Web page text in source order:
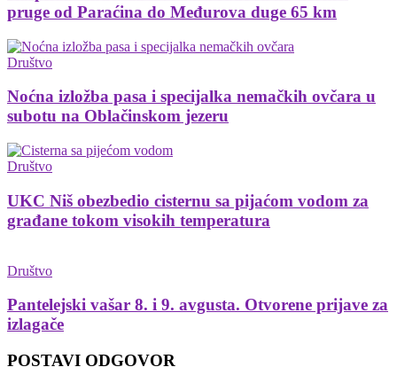
pruge od Paraćina do Međurova duge 65 km
Društvo
Noćna izložba pasa i specijalka nemačkih ovčara u
subotu na Oblačinskom jezeru
Društvo
UKC Niš obezbedio cisternu sa pijaćom vodom za
građane tokom visokih temperatura
Društvo
Pantelejski vašar 8. i 9. avgusta. Otvorene prijave za
izlagače
POSTAVI ODGOVOR